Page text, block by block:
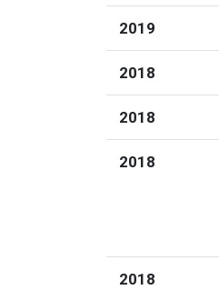
2019
2018
2018
2018
2018